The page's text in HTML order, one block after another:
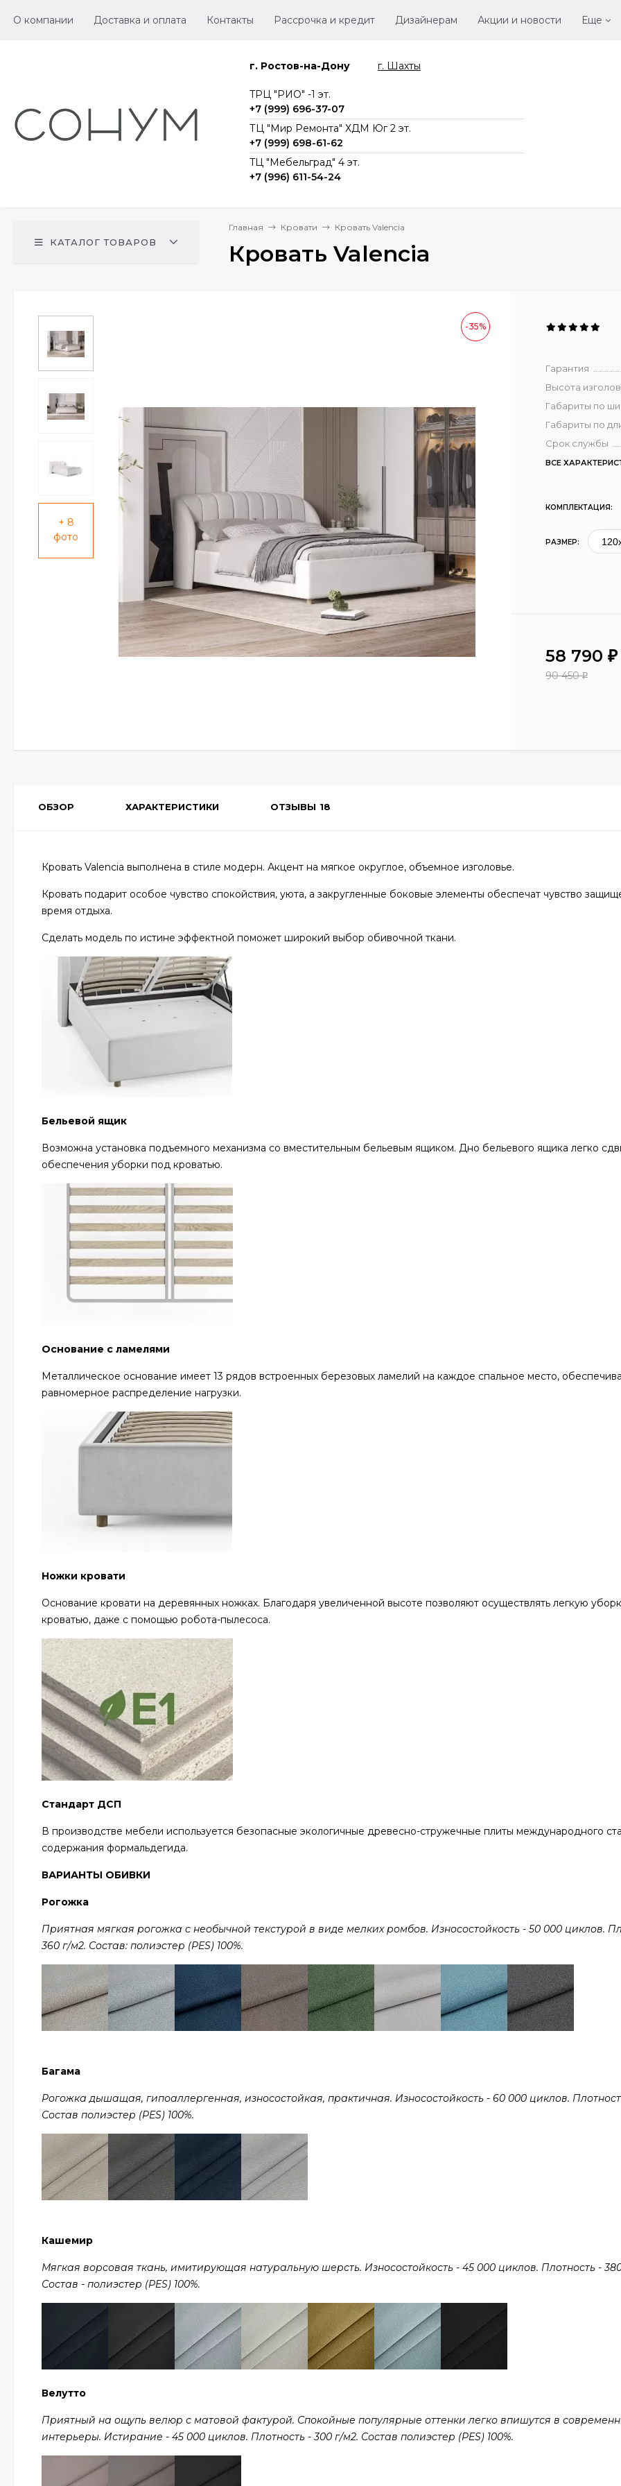
О компании Доставка и оплата Контакты Рассрочка и кредит Дизайнерам Акции и новости Еще
г. Ростов-на-Дону г. Шахты
TРЦ "РИО" -1 эт.
+7 (999) 696-37-07
ТЦ "Мир Ремонта" ХДМ Юг 2 эт.
+7 (999) 698-61-62
TЦ "Мебельград" 4 эт.
+7 (996) 611-54-24
КАТАЛОГ ТОВАРОВ
Главная Кровати Кровать Valencia
Кровать Valencia
+ 8
фото
-35%
Гарантия
Высота
Габариты по
Габариты по
Срок службы
ВСЕ
КОМПЛЕКТАЦИЯ:
РАЗМЕР:
58 790₽
90 450₽
ОБЗОР ХАРАКТЕРИСТИКИ ОТЗЫВЫ 18
Кровать Valencia выполнена в стиле модерн. Акцент на мягкое округлое, объемное изголовье.
Кровать подарит особое чувство спокойствия, уюта, а закругленные боковые элементы обеспечат чувство
время отдыха.
Сделать модель по истине эффектной поможет широкий выбор обивочной ткани.
Бельевой ящик
Возможна установка подъемного механизма со вместительным бельевым ящиком. Дно бельевого ящика легко
обеспечения уборки под кроватью.
Основание с ламелями
Металлическое основание имеет 13 рядов встроенных березовых ламелий на каждое спальное место,
равномерное распределение нагрузки.
Ножки кровати
Основание кровати на деревянных ножках. Благодаря увеличенной высоте позволяют осуществлять легкую
кроватью, даже с помощью робота-пылесоса.
Стандарт ДСП
В производстве мебели используется безопасные экологичные древесно-стружечные плиты международного
содержания формальдегида.
ВАРИАНТЫ ОБИВКИ
Рогожка
Приятная мягкая рогожка с необычной текстурой в виде мелких ромбов. Износостойкость - 50 000 циклов.
360 г/м2. Состав: полиэстер (PES) 100%.
Багама
Рогожка дышащая, гипоаллергенная, износостойкая, практичная. Износостойкость - 60 000 циклов.
Состав полиэстер (PES) 100%.
Кашемир
Мягкая ворсовая ткань, имитирующая натуральную шерсть. Износостойкость - 45 000 циклов. Плотность -
Состав - полиэстер (PES) 100%.
Велутто
Приятный на ощупь велюр с матовой фактурой. Спокойные популярные оттенки легко впишутся в
интерьеры. Истирание - 45 000 циклов. Плотность - 300 г/м2. Состав полиэстер (PES) 100%.